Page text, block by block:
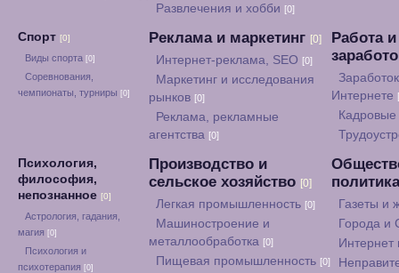
Развлечения и хобби [0]
Спорт [0]
Виды спорта [0]
Соревнования,
чемпионаты, турниры [0]
Реклама и маркетинг [0]
Интернет-реклама, SEO [0]
Маркетинг и исследования
рынков [0]
Реклама, рекламные
агентства [0]
Работа и
Интернете
Кадровые
Психология,
философия,
непознанное [0]
Астрология, гадания,
магия [0]
Психология и
психотерапия [0]
Производство и
сельское хозяйство [0]
Легкая промышленность [0]
Машиностроение и
металлообработка [0]
Пищевая промышленность [0]
Газеты и
Города и